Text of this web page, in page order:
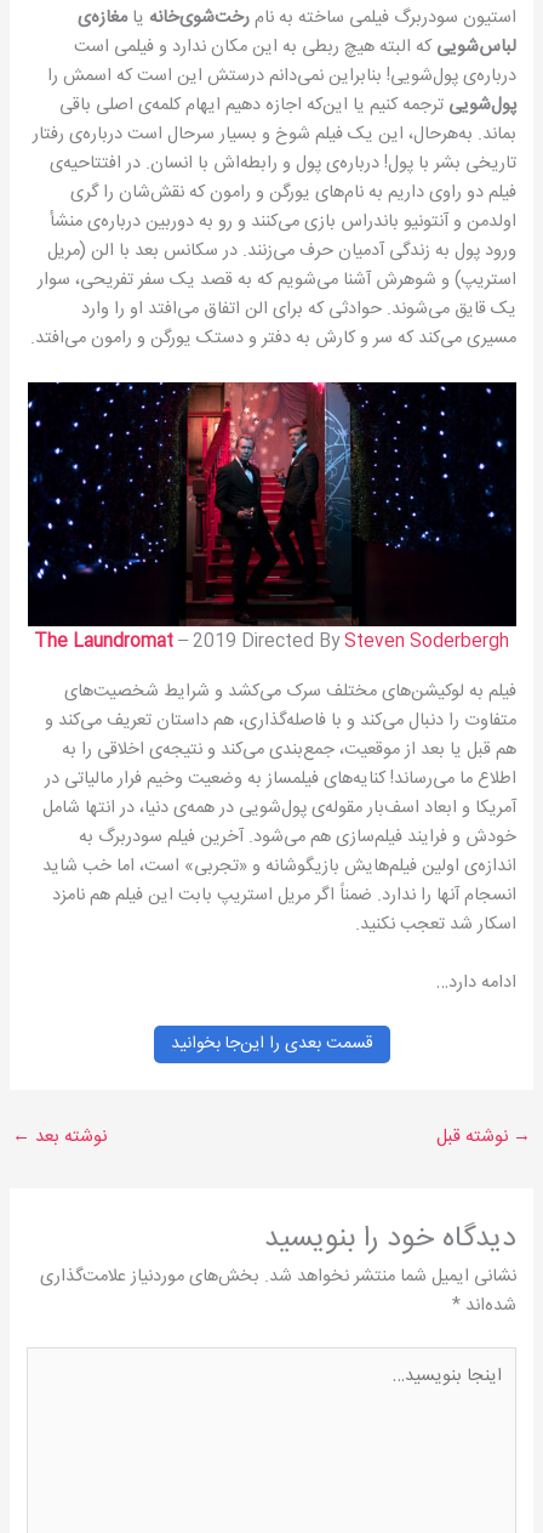
استیون سودربرگ فیلمی ساخته به نامرخت‌شوی‌خانه یامغازه‌ی
لباس‌شوییکه البته هیچ ربطی به این مکان ندارد و فیلمی است
درباره‌ی پول‌شویی! بنابراین نمی‌دانم درستش این است که اسمش را
پول‌شویی ترجمه کنیم یا این‌که اجازه دهیم ایهام کلمه‌ی اصلی باقی
بماند. به‌هرحال، این یک فیلم شوخ و بسیار سرحال است درباره‌ی رفتار
تاریخی بشر با پول! درباره‌ی پول و رابطه‌اش با انسان. در افتتاحیه‌ی
فیلم دو راوی داریم به نام‌های یورگن و رامون که نقش‌شان را گری
اولدمن و آنتونیو باندراس بازی می‌کنند و رو به دوربین درباره‌ی منشأ
ورود پول به زندگی آدمیان حرف می‌زنند. در سکانس بعد با الن (مریل
استریپ) و شوهرش آشنا می‌شویم که به قصد یک سفر تفریحی، سوار
یک قایق می‌شوند. حوادثی که برای الن اتفاق می‌افتد او را وارد
مسیری می‌کند که سر و کارش به دفتر و دستک یورگن و رامون می‌افتد.
The Laundromat– 2019 Directed BySteven Soderbergh
فیلم به لوکیشن‌های مختلف سرک می‌کشد و شرایط شخصیت‌های
متفاوت را دنبال می‌کند و با فاصله‌گذاری، هم داستان تعریف می‌کند و
هم قبل یا بعد از موقعیت، جمع‌بندی می‌کند و نتیجه‌ی اخلاقی را به
اطلاع ما می‌رساند! کنایه‌های فیلمساز به وضعیت وخیم فرار مالیاتی در
آمریکا و ابعاد اسف‌بار مقوله‌ی پول‌شویی در همه‌ی دنیا، در انتها شامل
خودش و فرایند فیلم‌سازی هم می‌شود. آخرین فیلم سودربرگ به
اندازه‌ی اولین فیلم‌هایش بازیگوشانه و «تجربی» است، اما خب شاید
انسجام آنها را ندارد. ضمناً اگر مریل استریپ بابت این فیلم هم نامزد
اسکار شد تعجب نکنید.
ادامه دارد…
قسمت بعدی را این‌جا بخوانید
→ نوشته قبل نوشته بعد ←
دیدگاه‌ خود را بنویسید
نشانی ایمیل شما منتشر نخواهد شد. بخش‌های موردنیاز علامت‌گذاری
شده‌اند*
اینجا
بنویسید…